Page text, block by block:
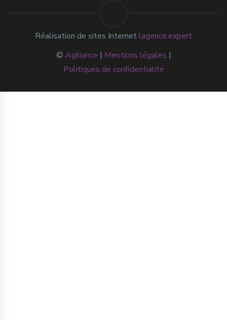
© Agiliance | Mentions légales |
Politiques de confidentialité
Réalisation de sites Internetlagence.expert